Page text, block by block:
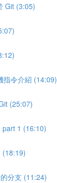
Git (3:05)
指令介紹 (14:09)
(25:07)
part 1 (16:10)
(18:19)
分支 (11:24)